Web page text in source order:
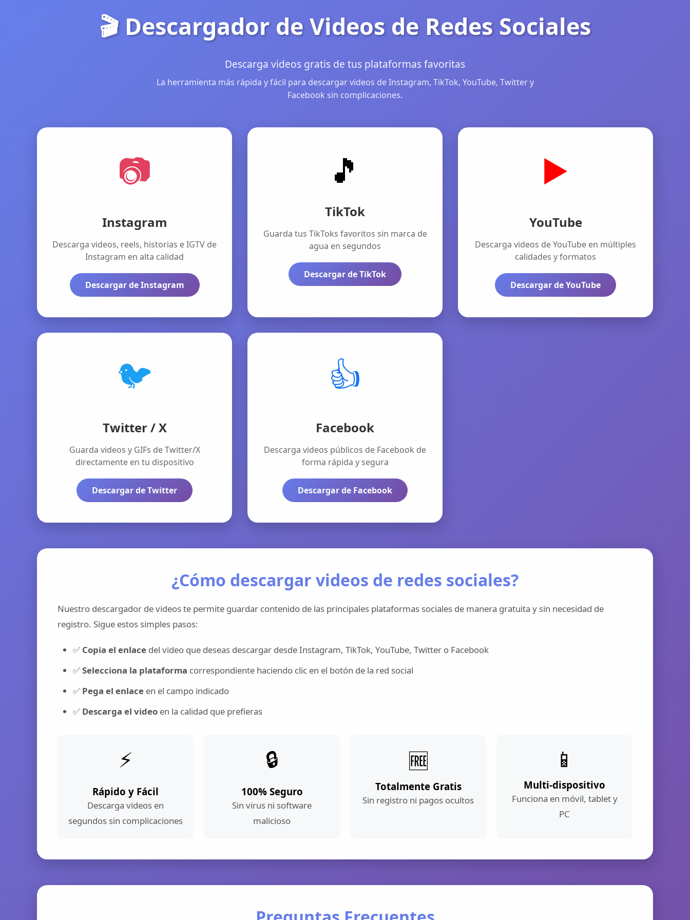
🎬 Descargador de Videos de Redes Sociales
Descarga videos gratis de tus plataformas favoritas
La herramienta más rápida y fácil para descargar videos de Instagram, TikTok, YouTube, Twitter y
Facebook sin complicaciones.
📷
Instagram
Descarga videos, reels, historias e IGTV de
Instagram en alta calidad
Descargar de Instagram
🎵
TikTok
Guarda tus TikToks favoritos sin marca de
agua en segundos
Descargar de TikTok
▶️
YouTube
Descarga videos de YouTube en múltiples
calidades y formatos
Descargar de YouTube
🐦
Twitter / X
Guarda videos y GIFs de Twitter/X
directamente en tu dispositivo
Descargar de Twitter
👍
Facebook
Descarga videos públicos de Facebook de
forma rápida y segura
Descargar de Facebook
¿Cómo descargar videos de redes sociales?
Nuestro descargador de videos te permite guardar contenido de las principales plataformas sociales de manera gratuita y sin necesidad de
registro. Sigue estos simples pasos:
✅ Copia el enlace del video que deseas descargar desde Instagram, TikTok, YouTube, Twitter o Facebook
✅Selecciona la plataforma correspondiente haciendo clic en el botón de la red social
✅ Pega el enlace en el campo indicado
✅ Descarga el video en la calidad que prefieras
⚡
Rápido y Fácil
Descarga videos en
segundos sin complicaciones
🔒
100% Seguro
Sin virus ni software
malicioso
🆓
Totalmente Gratis
Sin registro ni pagos ocultos
📱
Multi-dispositivo
Funciona en móvil, tablet y
PC